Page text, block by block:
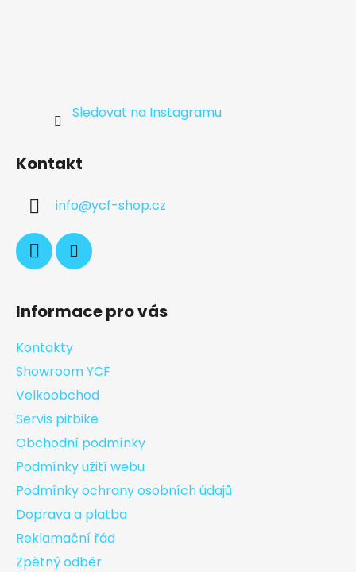
Sledovat na Instagramu
Kontakt
info@ycf-shop.cz
Informace pro vás
Kontakty
Showroom YCF
Velkoobchod
Servis pitbike
Obchodní podmínky
Podmínky užití webu
Podmínky ochrany osobních údajů
Doprava a platba
Reklamační řád
Zpětný odběr